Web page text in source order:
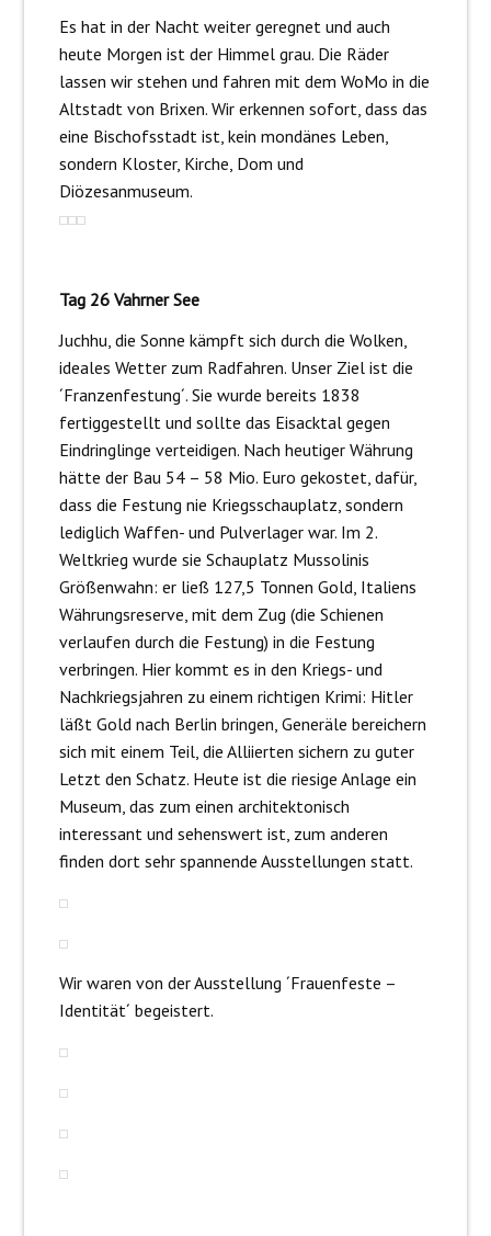
Es hat in der Nacht weiter geregnet und auch
heute Morgen ist der Himmel grau. Die Räder
lassen wir stehen und fahren mit dem WoMo in die
Altstadt von Brixen. Wir erkennen sofort, dass das
eine Bischofsstadt ist, kein mondänes Leben,
sondern Kloster, Kirche, Dom und
Diözesanmuseum.
Tag 26 Vahrner See
Juchhu, die Sonne kämpft sich durch die Wolken,
ideales Wetter zum Radfahren. Unser Ziel ist die
´Franzenfestung´. Sie wurde bereits 1838
fertiggestellt und sollte das Eisacktal gegen
Eindringlinge verteidigen. Nach heutiger Währung
hätte der Bau 54 – 58 Mio. Euro gekostet, dafür,
dass die Festung nie Kriegsschauplatz, sondern
lediglich Waffen- und Pulverlager war. Im 2.
Weltkrieg wurde sie Schauplatz Mussolinis
Größenwahn: er ließ 127,5 Tonnen Gold, Italiens
Währungsreserve, mit dem Zug (die Schienen
verlaufen durch die Festung) in die Festung
verbringen. Hier kommt es in den Kriegs- und
Nachkriegsjahren zu einem richtigen Krimi: Hitler
läßt Gold nach Berlin bringen, Generäle bereichern
sich mit einem Teil, die Alliierten sichern zu guter
Letzt den Schatz. Heute ist die riesige Anlage ein
Museum, das zum einen architektonisch
interessant und sehenswert ist, zum anderen
finden dort sehr spannende Ausstellungen statt.
Wir waren von der Ausstellung ´Frauenfeste –
Identität´ begeistert.